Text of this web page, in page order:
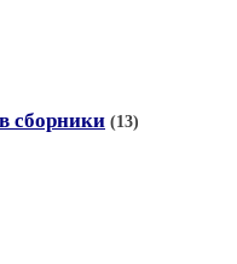
сборники (13)